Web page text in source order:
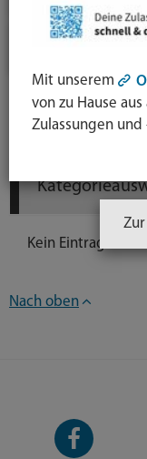
Newsarchiv
Kein Eintrag
2025
Nach oben
Facebook-
Seite
Mit unserem
von zu Hause
Zulassungen